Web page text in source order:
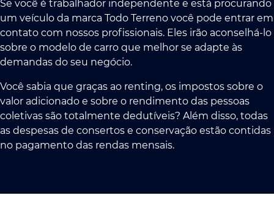
Se você é trabalhador independente e está procurando
um veículo da marca Todo Terreno você pode entrar em
contato com nossos profissionais. Eles irão aconselhá-lo
sobre o modelo de carro que melhor se adapte às
demandas do seu negócio.
Você sabia que graças ao renting, os impostos sobre o
valor adicionado e sobre o rendimento das pessoas
coletivas são totalmente dedutíveis? Além disso, todas
as despesas de consertos e conservação estão contidas
no pagamento das rendas mensais.